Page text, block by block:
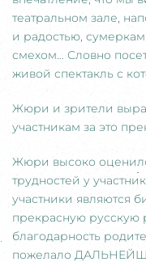
театральном зале,
и радостью,
смехом… Словно
живой спектакль с
Жюри и зрители
участникам за это
Жюри высоко
трудностей у
участники являются
прекрасную русскую
благодарность
пожелало